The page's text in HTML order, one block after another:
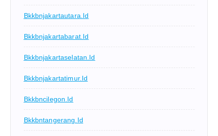
Bkkbnjakartautara.id
Bkkbnjakartabarat.id
Bkkbnjakartaselatan.id
Bkkbnjakartatimur.id
Bkkbncilegon.id
Bkkbntangerang.id